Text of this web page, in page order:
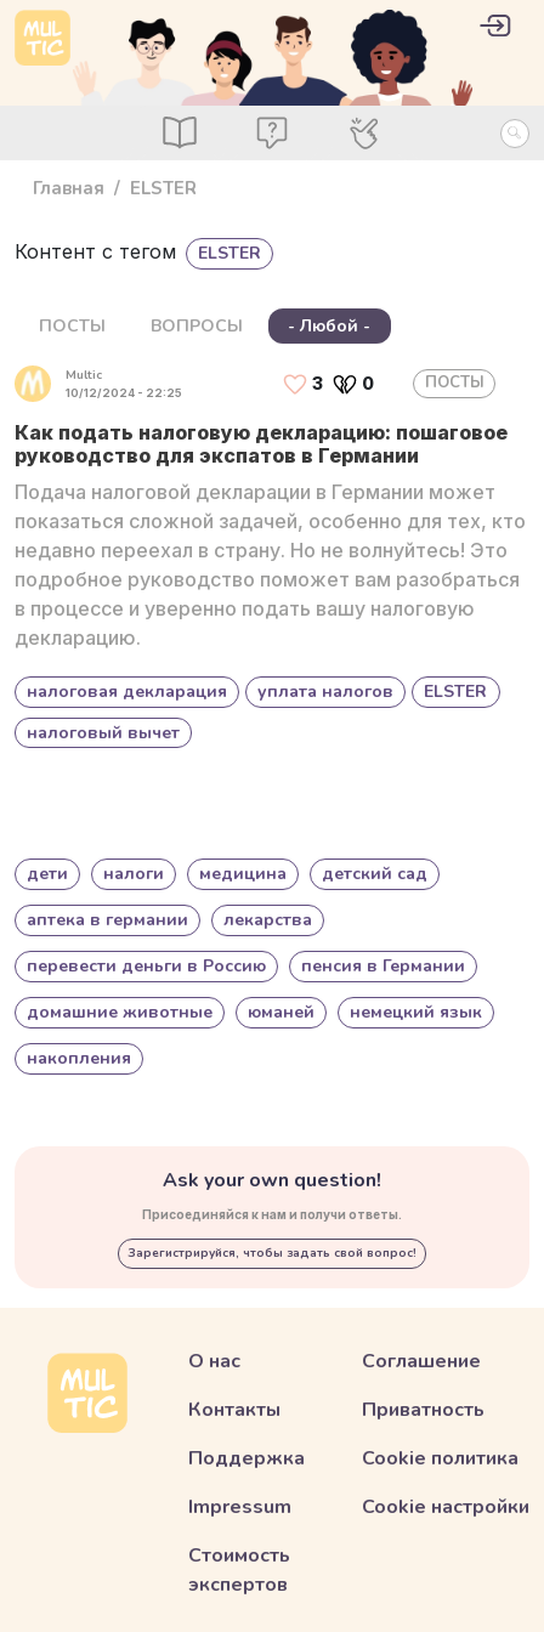
Перейти к основному содержанию
Посты ВопросыСпециалисты
User
Главная ELSTER
Контент с тегом ELSTER
ПОСТЫ ВОПРОСЫ - Любой -
Multic
10/12/2024 - 22:25 3 0 ПОСТЫ
Как подать налоговую декларацию: пошаговое
руководство для экспатов в Германии
Подача налоговой декларации в Германии может
показаться сложной задачей, особенно для тех, кто
недавно переехал в страну. Но не волнуйтесь! Это
подробное руководство поможет вам разобраться
в процессе и уверенно подать вашу налоговую
декларацию.
налоговая декларация уплата налогов
ELSTER
налоговый вычет
дети налоги медицина
детский сад
аптека в германии
лекарства
перевести деньги в Россию
пенсия в Германии
домашние животные
юманей
немецкий язык
накопления
Ask your own question!
Присоединяйся к нам и получи ответы.
Зарегистрируйся, чтобы задать свой вопрос!
О нас
Контакты
Поддержка
Impressum
Стоимость
экспертов
Соглашение
Приватность
Cookie политика
Cookie настройки